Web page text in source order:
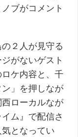
ブがコメント
２人が見守る
がないゲスト
ケ内容と、千
」を押しなが
ローカルなが
ム』で配信さ
となってい